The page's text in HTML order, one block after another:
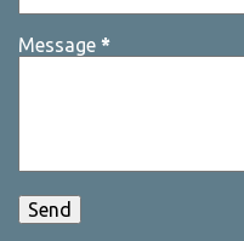
Message *